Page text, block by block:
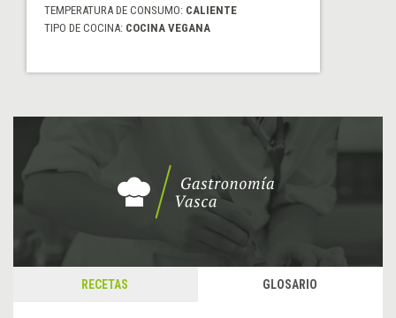
TEMPERATURA DE CONSUMO: CALIENTE
TIPO DE COCINA: COCINA VEGANA
RECETAS GLOSARIO